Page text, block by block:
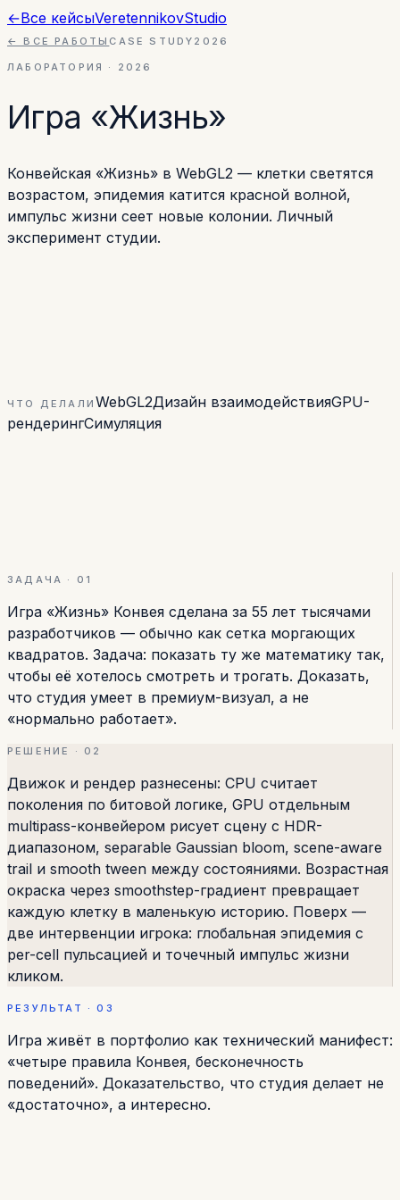
←Все кейсыVeretennikovStudio
← ВСЕ РАБОТЫ CASE STUDY 2026
ЛАБОРАТОРИЯ · 2026
Игра «Жизнь»
Конвейская «Жизнь» в WebGL2 — клетки светятся
возрастом, эпидемия катится красной волной,
импульс жизни сеет новые колонии. Личный
эксперимент студии.
ЧТО ДЕЛАЛИ WebGL2Дизайн взаимодействияGPU-
рендерингСимуляция
ЗАДАЧА · 01
Игра «Жизнь» Конвея сделана за 55 лет тысячами
разработчиков — обычно как сетка моргающих
квадратов. Задача: показать ту же математику так,
чтобы её хотелось смотреть и трогать. Доказать,
что студия умеет в премиум-визуал, а не
«нормально работает».
РЕШЕНИЕ · 02
Движок и рендер разнесены: CPU считает
поколения по битовой логике, GPU отдельным
multipass-конвейером рисует сцену с HDR-
диапазоном, separable Gaussian bloom, scene-aware
trail и smooth tween между состояниями. Возрастная
окраска через smoothstep-градиент превращает
каждую клетку в маленькую историю. Поверх —
две интервенции игрока: глобальная эпидемия с
per-cell пульсацией и точечный импульс жизни
кликом.
РЕЗУЛЬТАТ · 03
Игра живёт в портфолио как технический манифест:
«четыре правила Конвея, бесконечность
поведений». Доказательство, что студия делает не
«достаточно», а интересно.